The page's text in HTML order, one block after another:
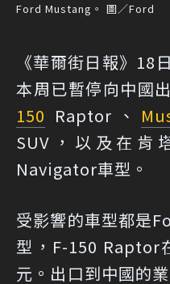
Ford Mustang。 圖／Ford
《華爾街日報》18
本周已暫停向中國
150 Raptor、
SUV，以及在肯
Navigator車型。
受影響的車型都是
型，F-150 Raptor
元。出口到中國的